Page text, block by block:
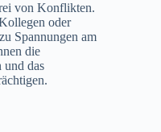
von Konflikten.
oder
Spannungen am
die
und das